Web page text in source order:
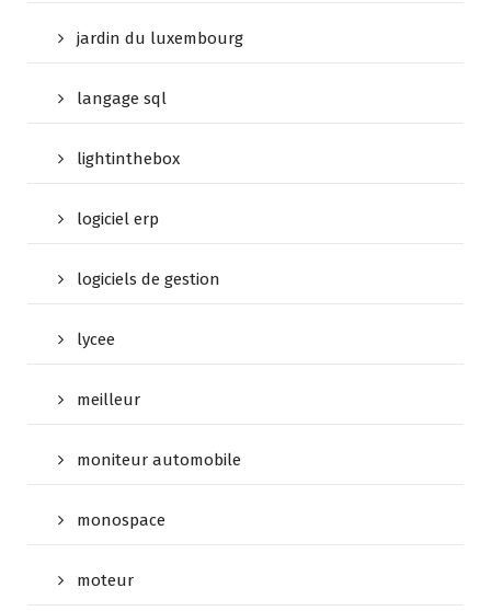
jardin du luxembourg
langage sql
lightinthebox
logiciel erp
logiciels de gestion
lycee
meilleur
moniteur automobile
monospace
moteur